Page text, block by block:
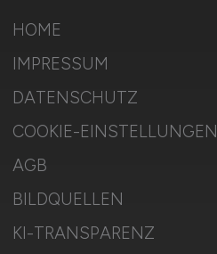
HOME
IMPRESSUM
DATENSCHUTZ
COOKIE-EINSTELLUNGEN
AGB
BILDQUELLEN
KI-TRANSPARENZ